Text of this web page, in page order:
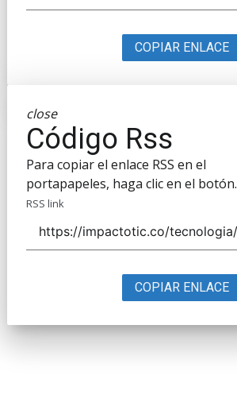
COPIAR ENLACE
close
Código Rss
Para copiar el enlace RSS en el
portapapeles, haga clic en el botón.
RSS link
COPIAR ENLACE